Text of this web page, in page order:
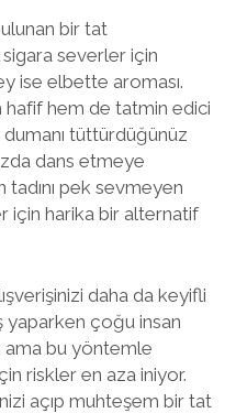
bir tat
severler için
ise elbette aroması.
hafif hem de tatmin edici
tüttürdüğünüz
dans etmeye
pek sevmeyen
için harika bir alternatif
daha da keyifli
yaparken çoğu insan
ama bu yöntemle
riskler en aza iniyor.
açıp muhteşem bir tat